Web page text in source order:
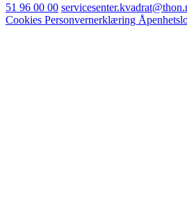
51 96 00 00
Cookies Personvernerklæring